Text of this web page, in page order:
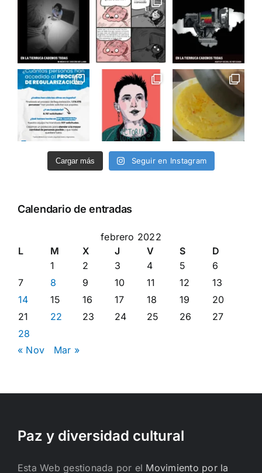
Cargar más Seguir en Instagram
Calendario de entradas
febrero 2022
L
M X J V S
D
1
2 3 4 5
6
7
8 9 10 11 12
13
14
15 16 17 18 19
20
21
22 23 24 25 26
27
28
« Nov
Mar »
Paz y diversidad cultural
Esta Web gestionada por el Movimiento por la